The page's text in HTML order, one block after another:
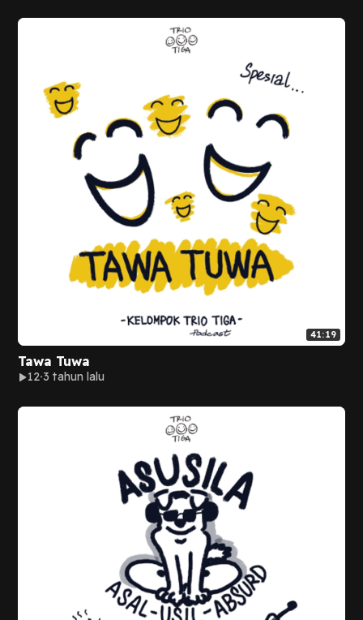
41:19
Tawa Tuwa
12 3 tahun lalu